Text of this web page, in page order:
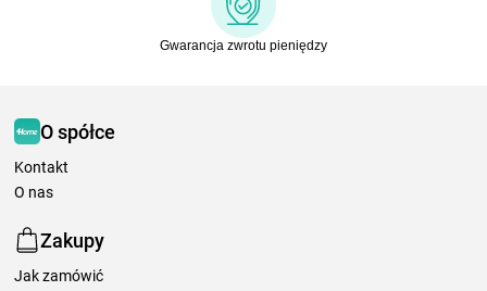
Gwarancja zwrotu pieniędzy
O spółce
Kontakt
O nas
Zakupy
Jak zamówić